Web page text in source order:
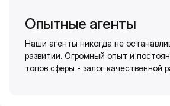
Опытные агенты
Наши агенты никогда не
развитии. Огромный опыт и
топов сферы - залог качественной